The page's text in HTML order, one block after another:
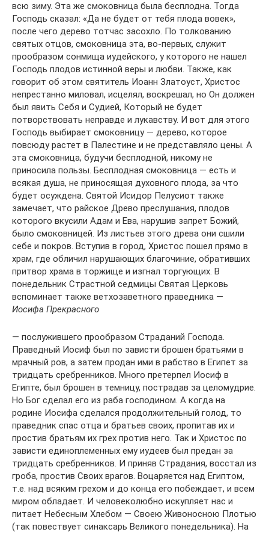
всю зиму. Эта же смоковница была бесплодна. Тогда
Господь сказал: «Да не будет от тебя плода вовек»,
после чего дерево тотчас засохло. По толкованию
святых отцов, смоковница эта, во-первых, служит
прообразом сонмища иудейского, у которого не нашел
Господь плодов истинной веры и любви. Также, как
говорит об этом святитель Иоанн Златоуст, Христос
непрестанно миловал, исцелял, воскрешал, но Он должен
был явить Себя и Судией, Который не будет
потворствовать неправде и лукавству. И вот для этого
Господь выбирает смоковницу — дерево, которое
повсюду растет в Палестине и не представляло цены. А
эта смоковница, будучи бесплодной, никому не
приносила пользы. Бесплодная смоковница — есть и
всякая душа, не приносящая духовного плода, за что
будет осуждена. Святой Исидор Пелусиот также
замечает, что райское Древо преслушания, плодов
которого вкусили Адам и Ева, нарушив запрет Божий,
было смоковницей. Из листьев этого древа они сшили
себе и покров. Вступив в город, Христос пошел прямо в
храм, где обличил нарушающих благочиние, обративших
притвор храма в торжище и изгнал торгующих. В
понедельник Страстной седмицы Святая Церковь
вспоминает также ветхозаветного праведника —
Иосифа Прекрасного
— послужившего прообразом Страданий Господа.
Праведный Иосиф был по зависти брошен братьями в
мрачный ров, а затем продан ими в рабство в Египет за
тридцать сребренников. Много претерпел Иосиф в
Египте, был брошен в темницу, пострадав за целомудрие.
Но Бог сделал его из раба господином. А когда на
родине Иосифа сделался продолжительный голод, то
праведник спас отца и братьев своих, пропитав их и
простив братьям их грех против него. Так и Христос по
зависти единоплеменных ему иудеев был предан за
тридцать сребренников. И приняв Страдания, восстал из
гроба, простив Своих врагов. Воцаряется над Египтом,
т.е. над всяким грехом и до конца его побеждает, и всем
миром обладает. И человеколюбно искупляет нас и
питает Небесным Хлебом — Своею Живоносною Плотью
(так повествует синаксарь Великого понедельника). На